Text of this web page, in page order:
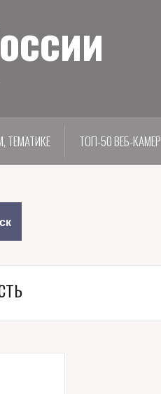
ТЕМАТИКЕ ТОП-50 ВЕБ-КАМЕР